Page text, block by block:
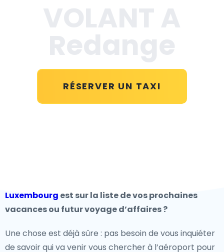
RÉSERVER UN TAXI
Luxembourg est sur la liste de vos prochaines
vacances ou futur voyage d’affaires ?
Une chose est déjà sûre : pas besoin de vous inquiéter
de savoir qui va venir vous chercher à l’aéroport pour